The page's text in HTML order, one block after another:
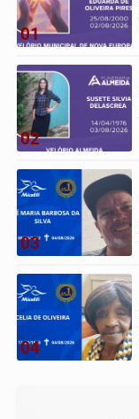
01
02
03
04